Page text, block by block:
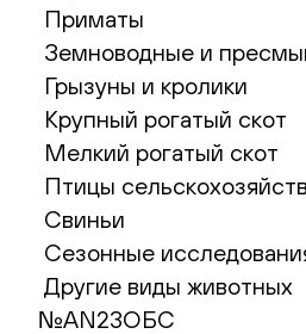
Приматы
Земноводные и
Грызуны и кролики
Крупный рогатый скот
Мелкий рогатый скот
Птицы
Свиньи
Сезонные
Другие виды животных
№AN23ОБС